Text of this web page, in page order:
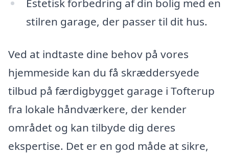
Estetisk forbedring af din bolig med en
stilren garage, der passer til dit hus.
Ved at indtaste dine behov på vores
hjemmeside kan du få skræddersyede
tilbud på færdigbygget garage i Tofterup
fra lokale håndværkere, der kender
området og kan tilbyde dig deres
ekspertise. Det er en god måde at sikre,